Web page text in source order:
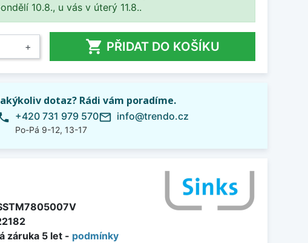
10.8., u vás v úterý 11.8..
+  PŘIDAT DO KOŠÍKU
dotaz? Rádi vám poradíme.
+420 731 979 570
Po-Pá 9-12, 13-17
mail_outline info@trendo.cz
záruka 5 let - podmínky